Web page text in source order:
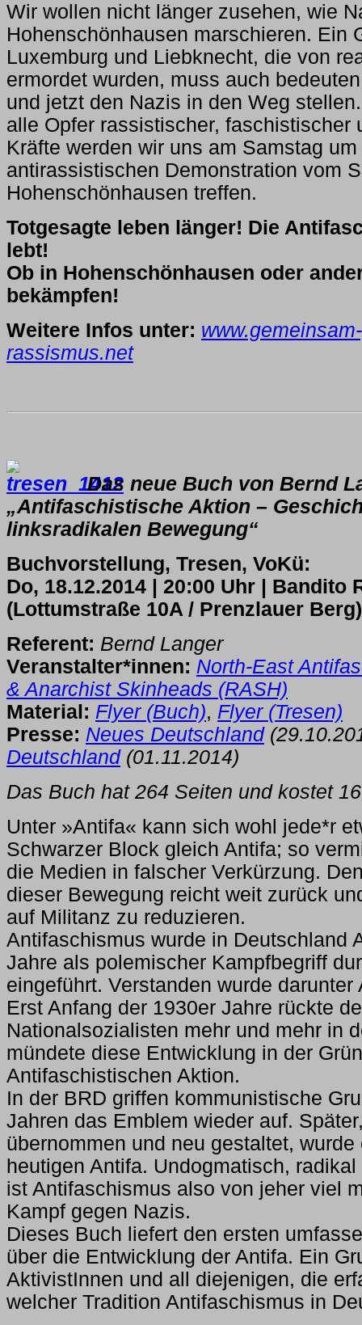
Wir wollen nicht länger zusehen, wie
Hohenschönhausen marschieren. Ein
Luxemburg und Liebknecht, die von
ermordet wurden, muss auch
und jetzt den Nazis in den Weg
alle Opfer rassistischer, faschistischer
Kräfte werden wir uns am Samstag
antirassistischen Demonstration vom
Hohenschönhausen treffen.
Totgesagte leben länger! Die
lebt!
Ob in Hohenschönhausen oder
bekämpfen!
Weitere Infos unter:
rassismus.net
Das neue Buch von Bernd
„Antifaschistische Aktion –
linksradikalen Bewegung“
Buchvorstellung, Tresen, VoKü:
Do, 18.12.2014 | 20:00 Uhr | Bandito
(Lottumstraße 10A / Prenzlauer Berg)
Referent: Bernd Langer
Veranstalter*innen: North-East
& Anarchist Skinheads (RASH)
Material: Flyer (Buch), Flyer (Tresen)
Presse: Neues Deutschland
Deutschland(01.11.2014)
Das Buch hat 264 Seiten und kostet
Unter »Antifa« kann sich wohl jede*r
Schwarzer Block gleich Antifa; so
die Medien in falscher Verkürzung.
dieser Bewegung reicht weit zurück
auf Militanz zu reduzieren.
Antifaschismus wurde in Deutschland
Jahre als polemischer Kampfbegriff
eingeführt. Verstanden wurde
Erst Anfang der 1930er Jahre rückte
Nationalsozialisten mehr und mehr in
mündete diese Entwicklung in der
Antifaschistischen Aktion.
In der BRD griffen kommunistische
Jahren das Emblem wieder auf.
übernommen und neu gestaltet,
heutigen Antifa. Undogmatisch,
ist Antifaschismus also von jeher viel
Kampf gegen Nazis.
Dieses Buch liefert den ersten
über die Entwicklung der Antifa. Ein
AktivistInnen und all diejenigen, die
welcher Tradition Antifaschismus in